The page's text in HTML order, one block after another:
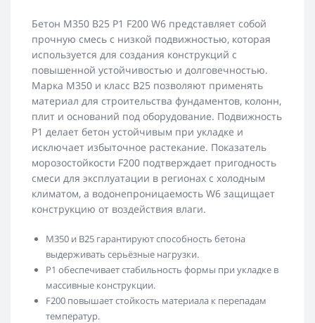
Бетон М350 В25 Р1 F200 W6 представляет собой
прочную смесь с низкой подвижностью, которая
используется для создания конструкций с
повышенной устойчивостью и долговечностью.
Марка М350 и класс В25 позволяют применять
материал для строительства фундаментов, колонн,
плит и оснований под оборудование. Подвижность
Р1 делает бетон устойчивым при укладке и
исключает избыточное растекание. Показатель
морозостойкости F200 подтверждает пригодность
смеси для эксплуатации в регионах с холодным
климатом, а водонепроницаемость W6 защищает
конструкцию от воздействия влаги.
М350 и В25 гарантируют способность бетона
выдерживать серьёзные нагрузки.
Р1 обеспечивает стабильность формы при укладке в
массивные конструкции.
F200 повышает стойкость материала к перепадам
температур.